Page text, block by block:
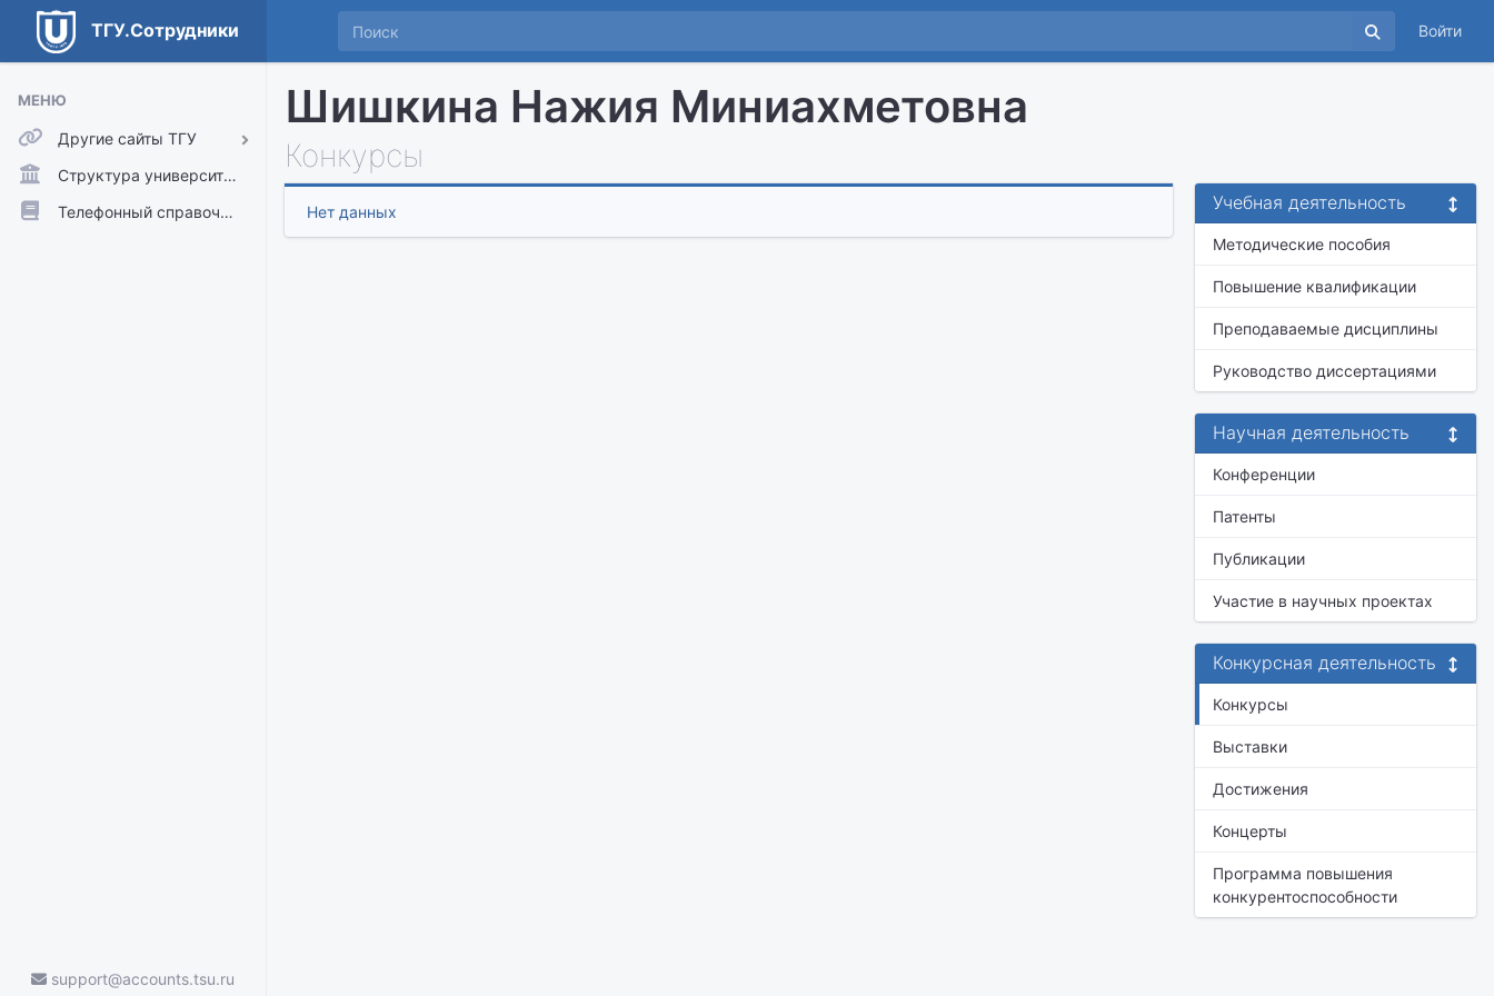
ТГУ.Сотрудники Войти
МЕНЮ
Другие сайты ТГУ
ТГУ.Аккаунты
ТГУ.Расписание
Структура университета
Телефонный справочник
support@accounts.tsu.ru
Шишкина Нажия Миниахметовна
Конкурсы
Нет данных Учебная деятельность
Методические пособия
Повышение квалификации
Преподаваемые дисциплины
Руководство диссертациями
Научная деятельность
Конференции
Патенты
Публикации
Участие в научных проектах
Конкурсная деятельность
Конкурсы
Выставки
Достижения
Концерты
Программа повышения
конкурентоспособности